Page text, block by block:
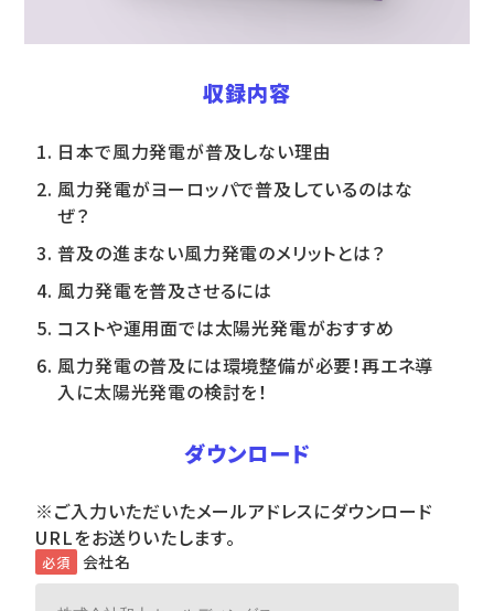
収録内容
日本で風力発電が普及しない理由
風力発電がヨーロッパで普及しているのはな
ぜ？
普及の進まない風力発電のメリットとは？
風力発電を普及させるには
コストや運用面では太陽光発電がおすすめ
風力発電の普及には環境整備が必要！再エネ導
入に太陽光発電の検討を！
ダウンロード
※ご入力いただいたメールアドレスにダウンロード
URLをお送りいたします。
必須 会社名